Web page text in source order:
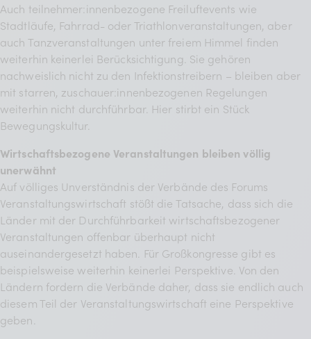
Auch teilnehmer:innenbezogene Freiluftevents wie
Stadtläufe, Fahrrad- oder Triathlonveranstaltungen, aber
auch Tanzveranstaltungen unter freiem Himmel finden
weiterhin keinerlei Berücksichtigung. Sie gehören
nachweislich nicht zu den Infektionstreibern – bleiben aber
mit starren, zuschauer:innenbezogenen Regelungen
weiterhin nicht durchführbar. Hier stirbt ein Stück
Bewegungskultur.
Wirtschaftsbezogene Veranstaltungen bleiben völlig
unerwähnt
Auf völliges Unverständnis der Verbände des Forums
Veranstaltungswirtschaft stößt die Tatsache, dass sich die
Länder mit der Durchführbarkeit wirtschaftsbezogener
Veranstaltungen offenbar überhaupt nicht
auseinandergesetzt haben. Für Großkongresse gibt es
beispielsweise weiterhin keinerlei Perspektive. Von den
Ländern fordern die Verbände daher, dass sie endlich auch
diesem Teil der Veranstaltungswirtschaft eine Perspektive
geben.